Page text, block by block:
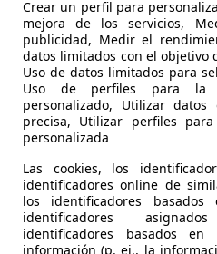
€ 13.900,-
26.335 km
74 kW (101 CV)
- (Propietarios)
4,3 l/100 km (mixto)
Vendedor,ES-8401
Mostrar todas las
Crear un perfil para
mejora de los servicios,
publicidad, Medir el
datos limitados con el objetivo
Uso de datos limitados para
Uso de perfiles para la
personalizado, Utilizar datos
precisa, Utilizar perfiles
personalizada
Las cookies, los
identificadores online de
los identificadores
identificadores
identificadores basados
información (p. ej., la